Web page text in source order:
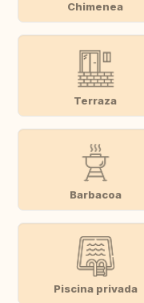
Chimenea
Terraza
Barbacoa
Piscina privada